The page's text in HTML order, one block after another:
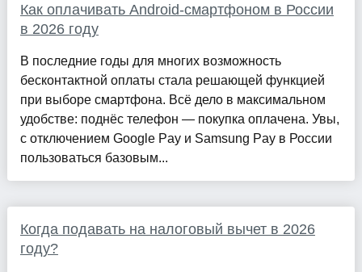
Как оплачивать Android-смартфоном в России
в 2026 году
В последние годы для многих возможность
бесконтактной оплаты стала решающей функцией
при выборе смартфона. Всё дело в максимальном
удобстве: поднёс телефон — покупка оплачена. Увы,
с отключением Google Pay и Samsung Pay в России
пользоваться базовым...
Когда подавать на налоговый вычет в 2026
году?